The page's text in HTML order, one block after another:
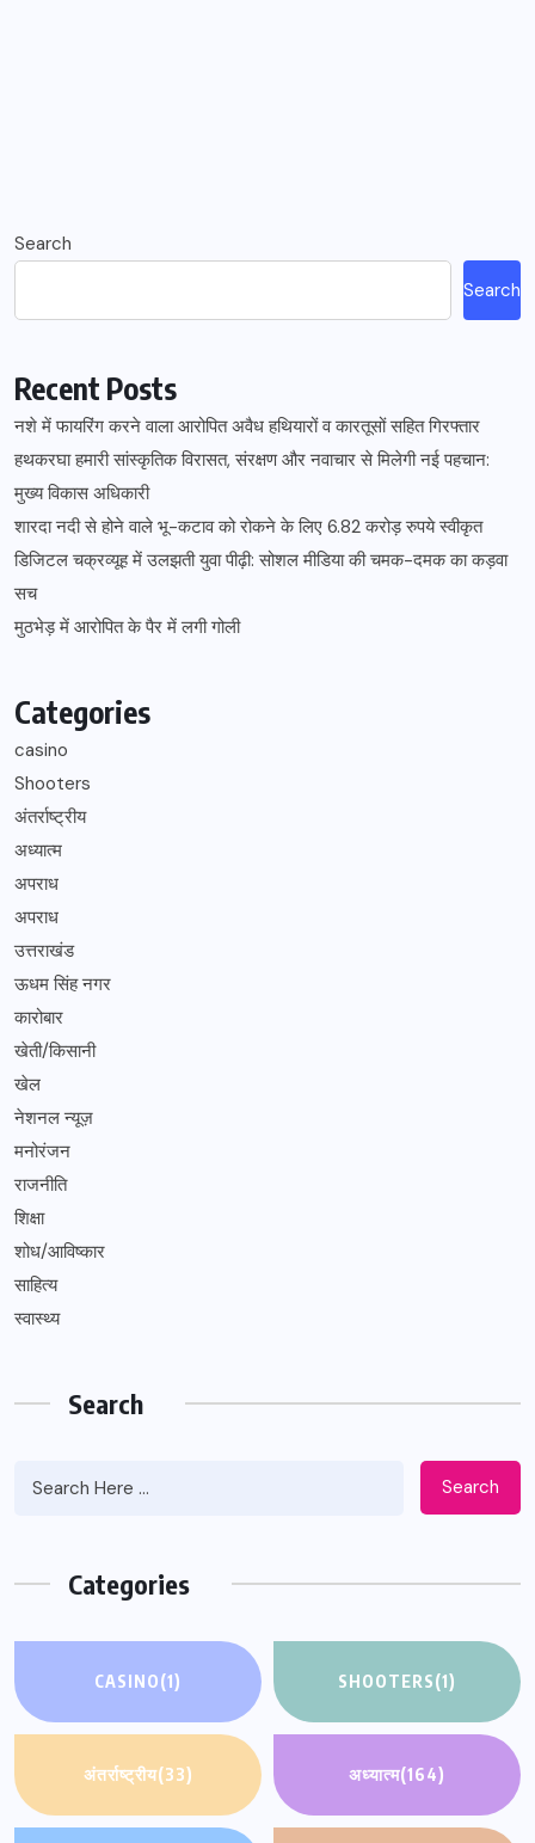
Search
Search
Recent Posts
नशे में फायरिंग करने वाला आरोपित अवैध हथियारों व कारतूसों सहित गिरफ्तार
हथकरघा हमारी सांस्कृतिक विरासत, संरक्षण और नवाचार से मिलेगी नई पहचान:
मुख्य विकास अधिकारी
शारदा नदी से होने वाले भू-कटाव को रोकने के लिए 6.82 करोड़ रुपये स्वीकृत
डिजिटल चक्रव्यूह में उलझती युवा पीढ़ी: सोशल मीडिया की चमक-दमक का कड़वा
सच
मुठभेड़ में आरोपित के पैर में लगी गोली
Categories
casino
Shooters
अंतर्राष्ट्रीय
अध्यात्म
अपराध
अपराध
उत्तराखंड
ऊधम सिंह नगर
कारोबार
खेती/किसानी
खेल
नेशनल न्यूज़
मनोरंजन
राजनीति
शिक्षा
शोध/आविष्कार
साहित्य
स्वास्थ्य
Search
Search
Categories
CASINO(1) SHOOTERS(1)
अंतर्राष्ट्रीय(33) अध्यात्म(164)